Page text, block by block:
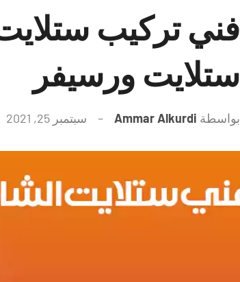
ستلايت ورسيفر
بواسطة Ammar Alkurdi سبتمبر 25, 2021